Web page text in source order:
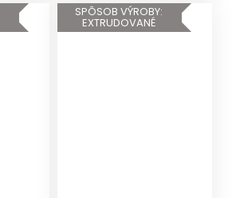
SPÔSOB VÝROBY:
EXTRUDOVANÉ